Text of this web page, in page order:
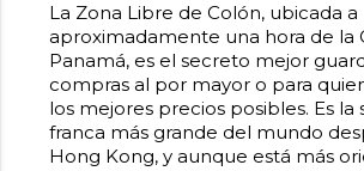
La Zona Libre de Colón, ubicada a
aproximadamente una hora de la
Panamá, es el secreto mejor
compras al por mayor o para
los mejores precios posibles. Es la
franca más grande del mundo
Hong Kong, y aunque está más